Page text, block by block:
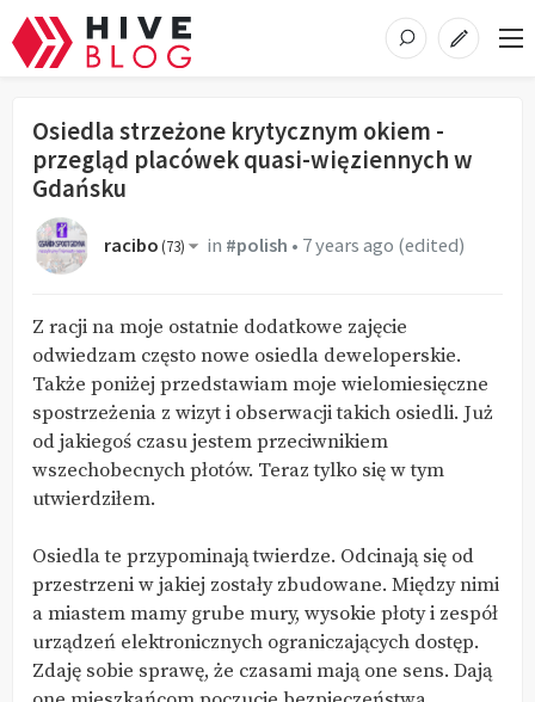
Osiedla strzeżone krytycznym okiem -
przegląd placówek quasi-więziennych w
Gdańsku
racibo(73) in #polish • 7 years ago (edited)
Z racji na moje ostatnie dodatkowe zajęcie
odwiedzam często nowe osiedla deweloperskie.
Także poniżej przedstawiam moje wielomiesięczne
spostrzeżenia z wizyt i obserwacji takich osiedli. Już
od jakiegoś czasu jestem przeciwnikiem
wszechobecnych płotów. Teraz tylko się w tym
utwierdziłem.
Osiedla te przypominają twierdze. Odcinają się od
przestrzeni w jakiej zostały zbudowane. Między nimi
a miastem mamy grube mury, wysokie płoty i zespół
urządzeń elektronicznych ograniczających dostęp.
Zdaję sobie sprawę, że czasami mają one sens. Dają